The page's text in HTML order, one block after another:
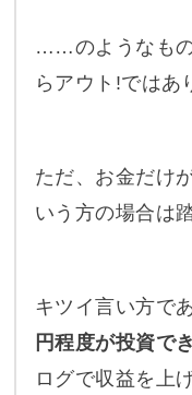
……のようなも
らアウト!ではあ
ただ、お金だけ
いう方の場合は
キツイ言い方で
円程度が投資で
ログで収益を上